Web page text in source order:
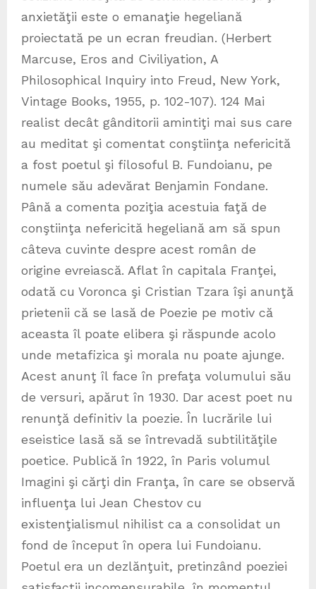
anxietăţii este o emanaţie hegeliană
proiectată pe un ecran freudian. (Herbert
Marcuse, Eros and Civiliyation, A
Philosophical Inquiry into Freud, New York,
Vintage Books, 1955, p. 102-107). 124 Mai
realist decât gânditorii amintiţi mai sus care
au meditat şi comentat conştiinţa nefericită
a fost poetul şi filosoful B. Fundoianu, pe
numele său adevărat Benjamin Fondane.
Până a comenta poziţia acestuia faţă de
conştiinţa nefericită hegeliană am să spun
câteva cuvinte despre acest român de
origine evreiască. Aflat în capitala Franţei,
odată cu Voronca şi Cristian Tzara îşi anunţă
prietenii că se lasă de Poezie pe motiv că
aceasta îl poate elibera şi răspunde acolo
unde metafizica şi morala nu poate ajunge.
Acest anunţ îl face în prefaţa volumului său
de versuri, apărut în 1930. Dar acest poet nu
renunţă definitiv la poezie. În lucrările lui
eseistice lasă să se întrevadă subtilităţile
poetice. Publică în 1922, în Paris volumul
Imagini şi cărţi din Franţa, în care se observă
influenţa lui Jean Chestov cu
existenţialismul nihilist ca a consolidat un
fond de început în opera lui Fundoianu.
Poetul era un dezlănţuit, pretinzând poeziei